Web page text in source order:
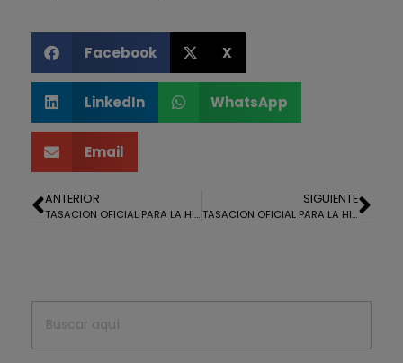
Facebook X
LinkedIn WhatsApp
Email
ANTERIOR
TASACION OFICIAL PARA LA HIPOTECA DE UN PISO EN LA AV. DE SAN ANTONIO, HUELVA
SIGUIENTE
TASACION OFICIAL PARA LA HIPOTECA DE UNA CASA EN THARSIS